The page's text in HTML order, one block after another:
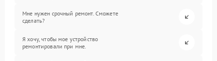
Мне нужен срочный ремонт. Сможете
сделать?
Я хочу, чтобы мое устройство
ремонтировали при мне.